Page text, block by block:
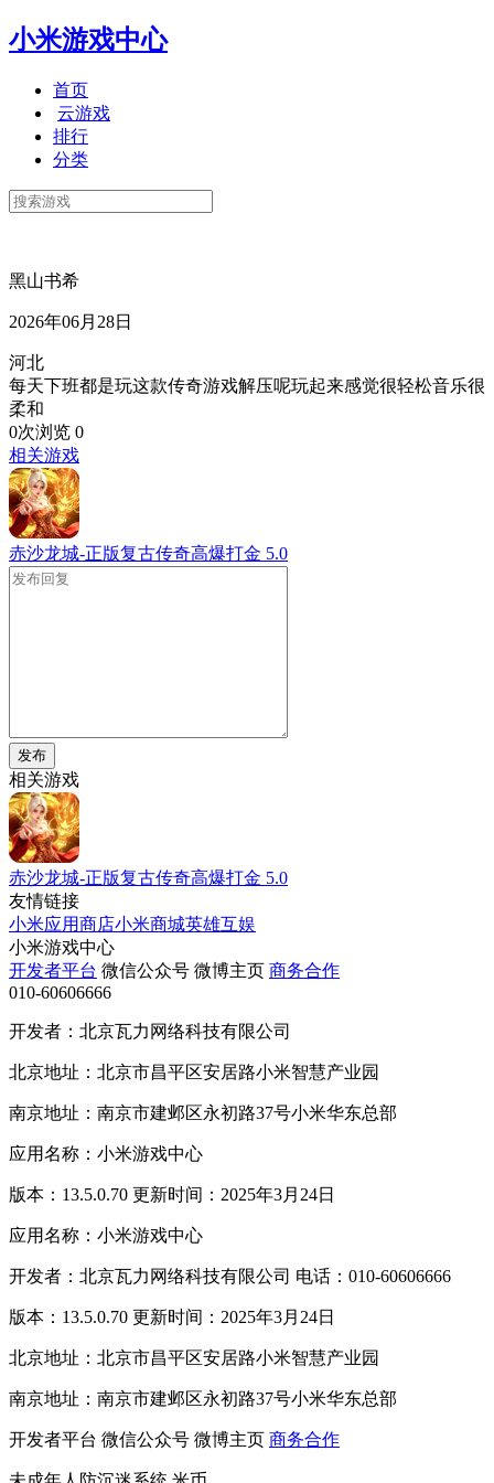
小米游戏中心
首页
云游戏
排行
分类
黑山书希
2026年06月28日
河北
每天下班都是玩这款传奇游戏解压呢玩起来感觉很轻松音乐很
柔和
0次浏览 0
相关游戏
赤沙龙城-正版复古传奇高爆打金 5.0
发布
相关游戏
赤沙龙城-正版复古传奇高爆打金 5.0
友情链接
小米应用商店小米商城英雄互娱
小米游戏中心
开发者平台 微信公众号 微博主页 商务合作
010-60606666
开发者：北京瓦力网络科技有限公司
北京地址：北京市昌平区安居路小米智慧产业园
南京地址：南京市建邺区永初路37号小米华东总部
应用名称：小米游戏中心
版本：13.5.0.70 更新时间：2025年3月24日
应用名称：小米游戏中心
开发者：北京瓦力网络科技有限公司 电话：010-60606666
版本：13.5.0.70 更新时间：2025年3月24日
北京地址：北京市昌平区安居路小米智慧产业园
南京地址：南京市建邺区永初路37号小米华东总部
开发者平台 微信公众号 微博主页 商务合作